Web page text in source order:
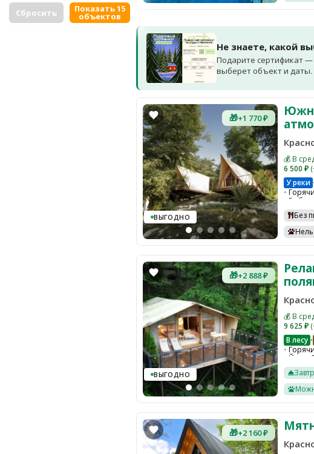
Сбросить Показать 15
объектов
Не знаете, какой
Подарите сертификат —
выберет объект и даты.
🎁+1 770 ₽
ВЫГОДНО
💰 В
6 500 ₽
У реки •
Рыбалка
Без
🎁+2 888 ₽
ВЫГОДНО
💰 В
9 625 ₽
В лесу •
Йога
WI-FI
🎁+2 160 ₽